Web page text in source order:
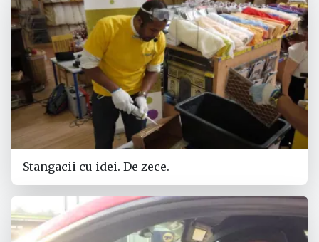
Stangacii cu idei. De zece.